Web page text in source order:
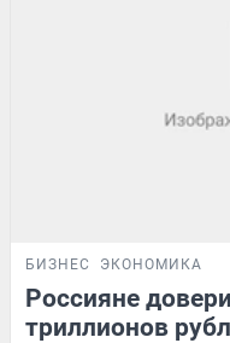
БИЗНЕС ЭКОНОМИКА
Россияне
триллионов